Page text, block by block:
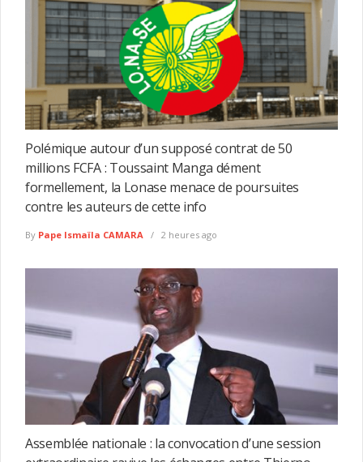
Polémique autour d’un supposé contrat de 50
millions FCFA : Toussaint Manga dément
formellement, la Lonase menace de poursuites
contre les auteurs de cette info
By Pape Ismaïla CAMARA 2 heures ago
Assemblée nationale : la convocation d’une session